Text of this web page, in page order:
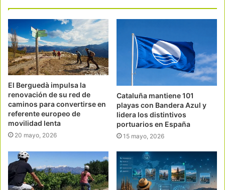
El Berguedà impulsa la
renovación de su red de
caminos para convertirse en
referente europeo de
movilidad lenta
20 mayo, 2026
Cataluña mantiene 101
playas con Bandera Azul y
lidera los distintivos
portuarios en España
15 mayo, 2026